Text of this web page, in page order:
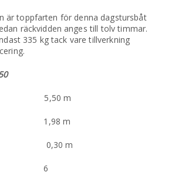
är toppfarten för denna dagstursbåt
räckvidden anges till tolv timmar.
335 kg tack vare tillverkning
5,50 m
1,98 m
m
6